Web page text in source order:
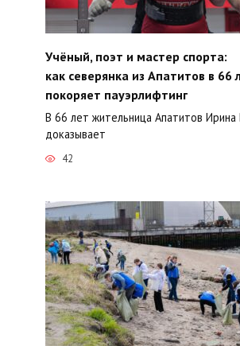
Учёный, поэт и мастер спорта:
как северянка из Апатитов в 66
покоряет пауэрлифтинг
В 66 лет жительница Апатитов Ирина
доказывает
42